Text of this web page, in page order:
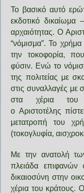
Το βασικό αυτό
εκδοτικό
αρχαιότητας. Ο
“νόμισμα”. To
την τοκοφορία,
φύσιν. Ενώ το
της πολιτείας με
στις συναλλαγές με
στα χέρια του
ο Αριστοτέλης
μετατροπή του
(τοκογλυφία,
Με την ανατολή
πλειάδα επιφανών
δικαιοσύνη στην
χέρια του κράτους.